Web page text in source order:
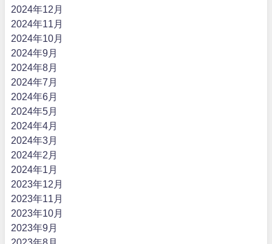
2024年12月
2024年11月
2024年10月
2024年9月
2024年8月
2024年7月
2024年6月
2024年5月
2024年4月
2024年3月
2024年2月
2024年1月
2023年12月
2023年11月
2023年10月
2023年9月
2023年8月